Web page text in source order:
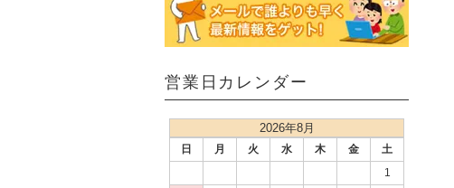
営業日カレンダー
2026年8月
日 月 火 水 木 金
土
1